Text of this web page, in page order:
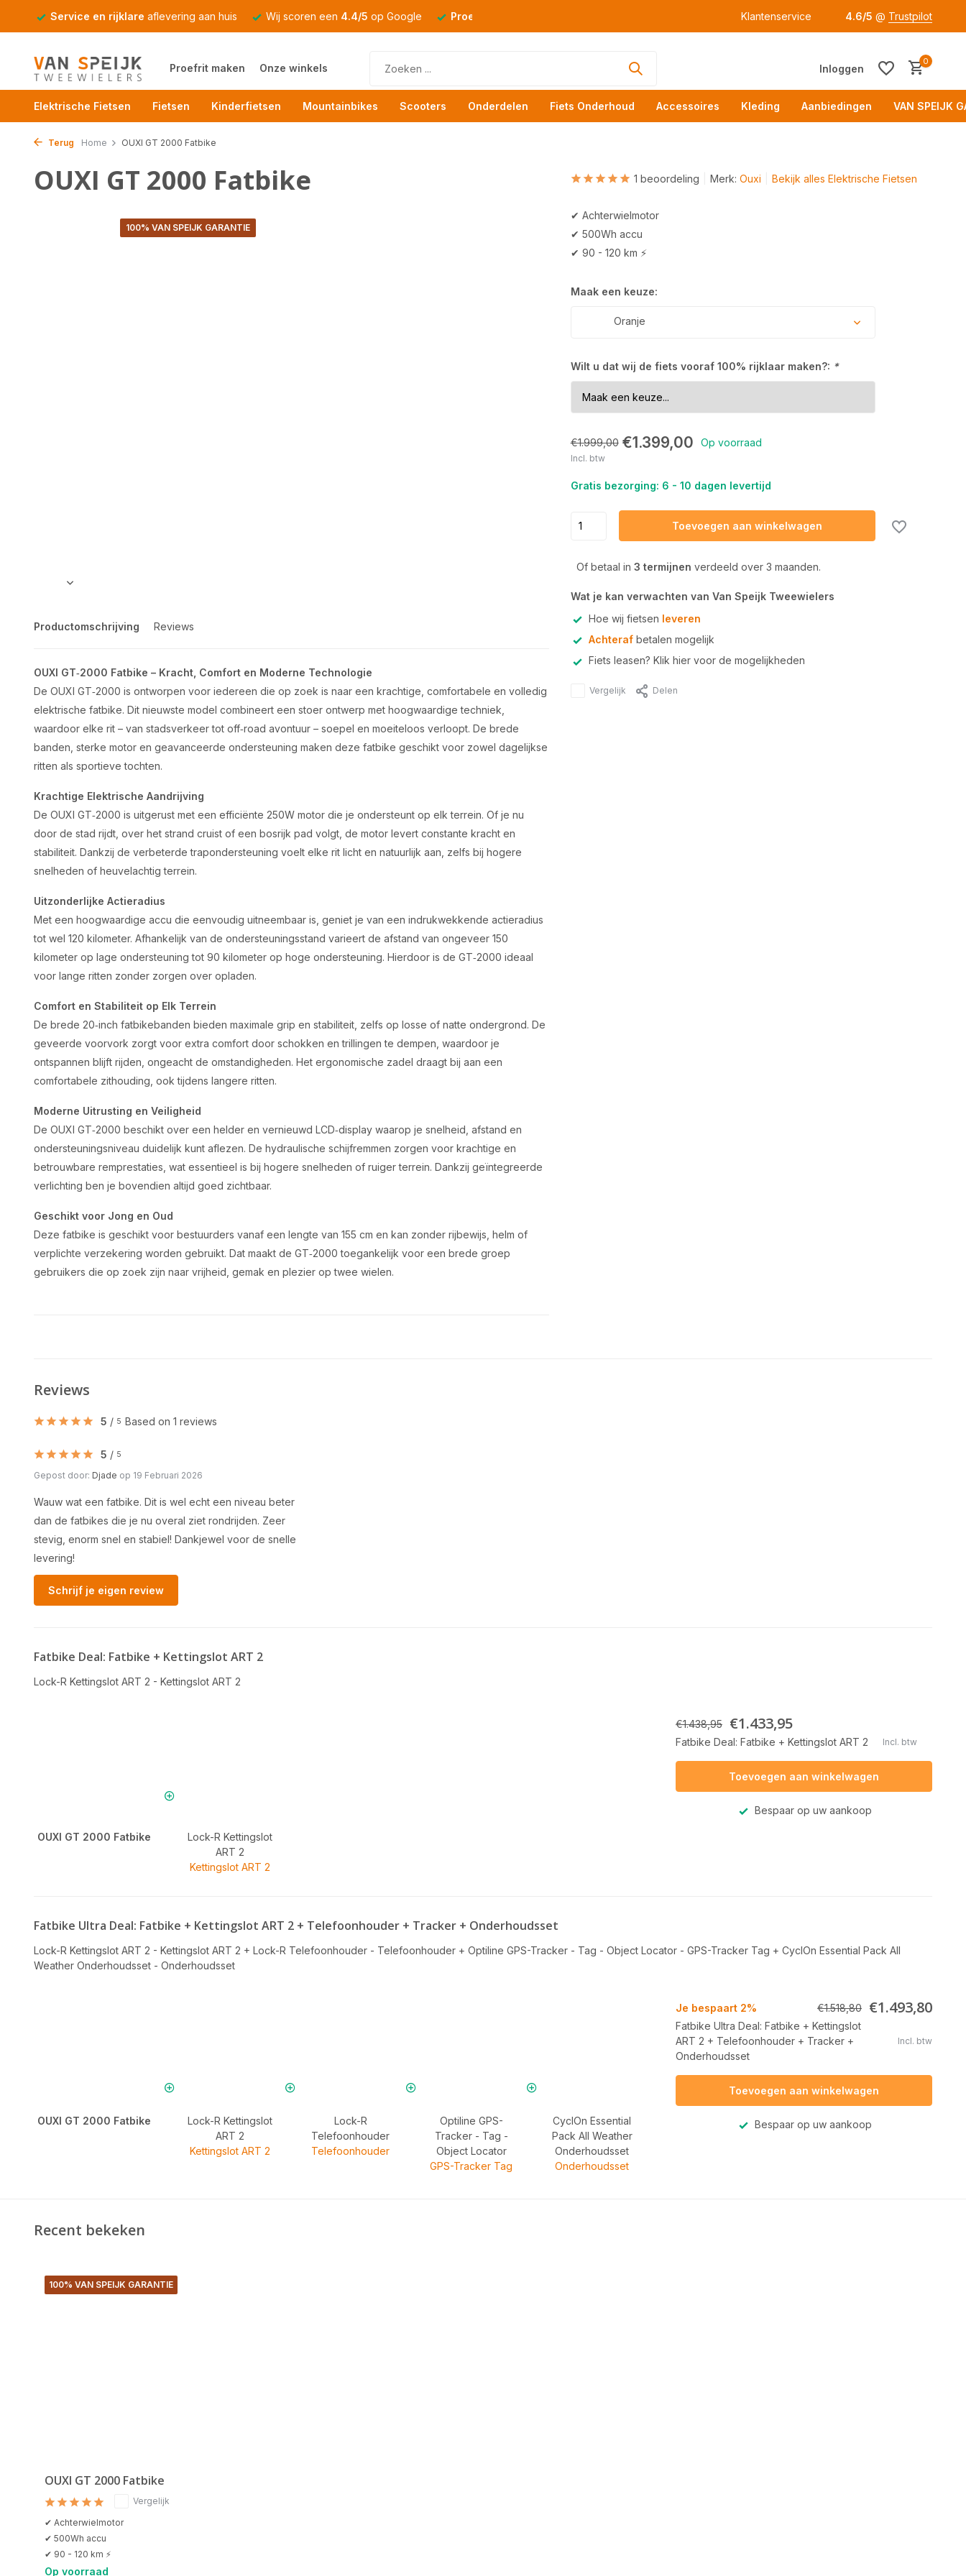
Service en rijklare aflevering aan huis Wij scoren een 4.4/5 op Google Proefrit Klantenservice 4.6/5 @ Trustpilot
Proefrit maken Onze winkels Inloggen
0
Elektrische Fietsen Fietsen Kinderfietsen Mountainbikes Scooters Onderdelen Fiets Onderhoud Accessoires Kleding Aanbiedingen VAN SPEIJK
Terug Home OUXI GT 2000 Fatbike
OUXI GT 2000 Fatbike
100% VAN SPEIJK GARANTIE
Productomschrijving Reviews
OUXI GT‑2000 Fatbike – Kracht, Comfort en Moderne Technologie
De OUXI GT‑2000 is ontworpen voor iedereen die op zoek is naar een krachtige, comfortabele en volledig
elektrische fatbike. Dit nieuwste model combineert een stoer ontwerp met hoogwaardige techniek,
waardoor elke rit – van stadsverkeer tot off‑road avontuur – soepel en moeiteloos verloopt. De brede
banden, sterke motor en geavanceerde ondersteuning maken deze fatbike geschikt voor zowel dagelijkse
ritten als sportieve tochten.
Krachtige Elektrische Aandrijving
De OUXI GT‑2000 is uitgerust met een efficiënte 250W motor die je ondersteunt op elk terrein. Of je nu
door de stad rijdt, over het strand cruist of een bosrijk pad volgt, de motor levert constante kracht en
stabiliteit. Dankzij de verbeterde trapondersteuning voelt elke rit licht en natuurlijk aan, zelfs bij hogere
snelheden of heuvelachtig terrein.
Uitzonderlijke Actieradius
Met een hoogwaardige accu die eenvoudig uitneembaar is, geniet je van een indrukwekkende actieradius
tot wel 120 kilometer. Afhankelijk van de ondersteuningsstand varieert de afstand van ongeveer 150
kilometer op lage ondersteuning tot 90 kilometer op hoge ondersteuning. Hierdoor is de GT‑2000 ideaal
voor lange ritten zonder zorgen over opladen.
Comfort en Stabiliteit op Elk Terrein
De brede 20‑inch fatbikebanden bieden maximale grip en stabiliteit, zelfs op losse of natte ondergrond. De
geveerde voorvork zorgt voor extra comfort door schokken en trillingen te dempen, waardoor je
ontspannen blijft rijden, ongeacht de omstandigheden. Het ergonomische zadel draagt bij aan een
comfortabele zithouding, ook tijdens langere ritten.
Moderne Uitrusting en Veiligheid
De OUXI GT‑2000 beschikt over een helder en vernieuwd LCD‑display waarop je snelheid, afstand en
ondersteuningsniveau duidelijk kunt aflezen. De hydraulische schijfremmen zorgen voor krachtige en
betrouwbare remprestaties, wat essentieel is bij hogere snelheden of ruiger terrein. Dankzij geïntegreerde
verlichting ben je bovendien altijd goed zichtbaar.
Geschikt voor Jong en Oud
Deze fatbike is geschikt voor bestuurders vanaf een lengte van 155 cm en kan zonder rijbewijs, helm of
verplichte verzekering worden gebruikt. Dat maakt de GT‑2000 toegankelijk voor een brede groep
gebruikers die op zoek zijn naar vrijheid, gemak en plezier op twee wielen.
1 beoordeling Merk: Ouxi Bekijk alles Elektrische Fietsen
✔ Achterwielmotor
✔ 500Wh accu
✔ 90 - 120 km ⚡
Maak een keuze:
Oranje
Wilt u dat wij de fiets vooraf 100% rijklaar maken?: *
€1.999,00 €1.399,00 Op voorraad
Incl. btw
Gratis bezorging: 6 - 10 dagen levertijd
Toevoegen aan winkelwagen
Of betaal in 3 termijnen verdeeld over 3 maanden.
Wat je kan verwachten van Van Speijk Tweewielers
Hoe wij fietsen leveren
Achterafbetalen mogelijk
Fiets leasen? Klik hier voor de mogelijkheden
Vergelijk Delen
Reviews
5 / 5 Based on 1 reviews
5 / 5
Gepost door: Djade op 19 Februari 2026
Wauw wat een fatbike. Dit is wel echt een niveau beter
dan de fatbikes die je nu overal ziet rondrijden. Zeer
stevig, enorm snel en stabiel! Dankjewel voor de snelle
levering!
Schrijf je eigen review
Fatbike Deal: Fatbike + Kettingslot ART 2
Lock-R Kettingslot ART 2 - Kettingslot ART 2
OUXI GT 2000 Fatbike
Lock-R Kettingslot
ART 2
Kettingslot ART 2
€1.438,95 €1.433,95
Fatbike Deal: Fatbike + Kettingslot ART 2 Incl. btw
Toevoegen aan winkelwagen
Bespaar op uw aankoop
Fatbike Ultra Deal: Fatbike + Kettingslot ART 2 + Telefoonhouder + Tracker + Onderhoudsset
Lock-R Kettingslot ART 2 - Kettingslot ART 2 + Lock-R Telefoonhouder - Telefoonhouder + Optiline GPS-Tracker - Tag - Object Locator - GPS-Tracker Tag + CyclOn Essential Pack All
Weather Onderhoudsset - Onderhoudsset
OUXI GT 2000 Fatbike
Lock-R Kettingslot
ART 2
Kettingslot ART 2
Lock-R
Telefoonhouder
Telefoonhouder
Optiline GPS-
Tracker - Tag -
Object Locator
GPS-Tracker Tag
CyclOn Essential
Pack All Weather
Onderhoudsset
Onderhoudsset
Je bespaart 2% €1.518,80 €1.493,80
Fatbike Ultra Deal: Fatbike + Kettingslot
ART 2 + Telefoonhouder + Tracker +
Onderhoudsset
Incl. btw
Toevoegen aan winkelwagen
Bespaar op uw aankoop
Recent bekeken
100% VAN SPEIJK GARANTIE
OUXI GT 2000 Fatbike
Vergelijk
✔ Achterwielmotor
✔ 500Wh accu
✔ 90 - 120 km ⚡
Op voorraad